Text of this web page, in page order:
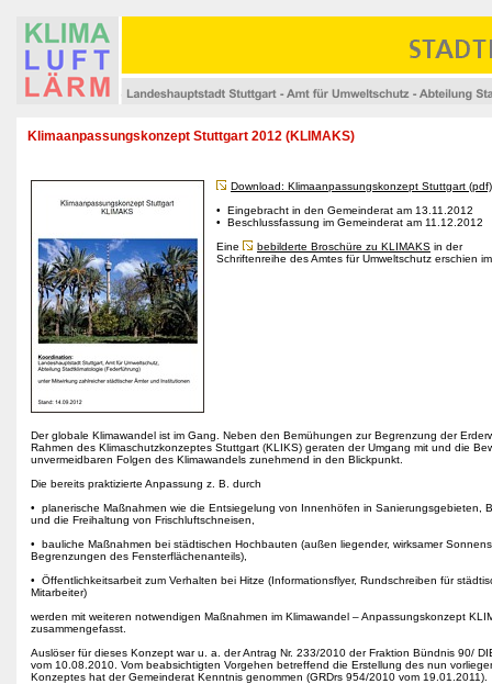
Klimaanpassungskonzept Stuttgart 2012 (KLIMAKS)
Download: Klimaanpassungskonzept Stuttgart (pdf)
• Eingebracht in den Gemeinderat am 13.11.2012
• Beschlussfassung im Gemeinderat am 11.12.2012
Eine
bebilderte Broschüre zu KLIMAKS in der
Schriftenreihe des Amtes für Umweltschutz erschien
Der globale Klimawandel ist im Gang. Neben den Bemühungen zur Begrenzung der
Rahmen des Klimaschutzkonzeptes Stuttgart (KLIKS) geraten der Umgang mit und die
unvermeidbaren Folgen des Klimawandels zunehmend in den Blickpunkt.
Die bereits praktizierte Anpassung z. B. durch
• planerische Maßnahmen wie die Entsiegelung von Innenhöfen in Sanierungsgebieten,
und die Freihaltung von Frischluftschneisen,
• bauliche Maßnahmen bei städtischen Hochbauten (außen liegender, wirksamer
Begrenzungen des Fensterflächenanteils),
• Öffentlichkeitsarbeit zum Verhalten bei Hitze (Informationsflyer, Rundschreiben für
Mitarbeiter)
werden mit weiteren notwendigen Maßnahmen im Klimawandel – Anpassungskonzept
zusammengefasst.
Auslöser für dieses Konzept war u. a. der Antrag Nr. 233/2010 der Fraktion Bündnis 90/
vom 10.08.2010. Vom beabsichtigten Vorgehen betreffend die Erstellung des nun
Konzeptes hat der Gemeinderat Kenntnis genommen (GRDrs 954/2010 vom 19.01.2011).